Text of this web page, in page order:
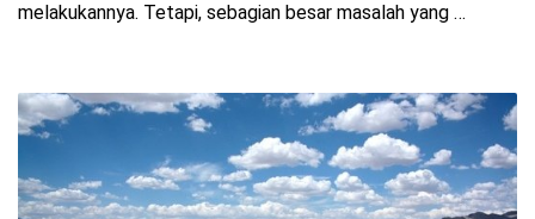
melakukannya. Tetapi, sebagian besar masalah yang …